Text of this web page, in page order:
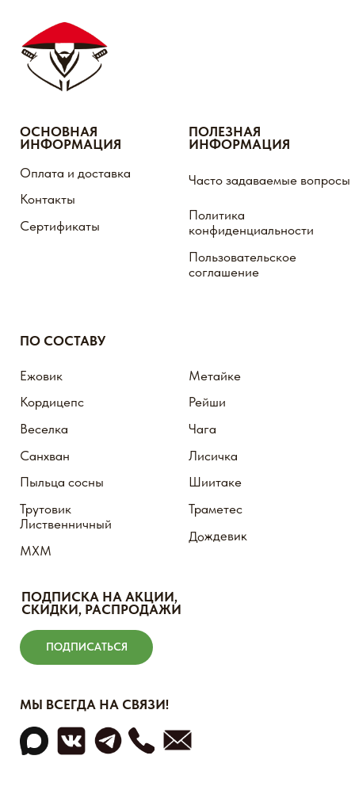
ПОДПИСКА НА АКЦИИ,
СКИДКИ, РАСПРОДАЖИ
ПОДПИСАТЬСЯ
Внимание! Пищевые добавки не являются лекарством
ИП Евплова Лилия Альбертовна Юр.адрес,
ИНН 732896157924 ΟΓΡΗ 321732500046393